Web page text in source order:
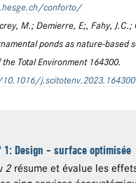
conforto/
M.; Demierre, E;, Fahy, J.C.;
ponds as nature-based
Total Environment 164300.
j.scitotenv.2023.164300
1: Design - surface optimisée
2résume et évalue les